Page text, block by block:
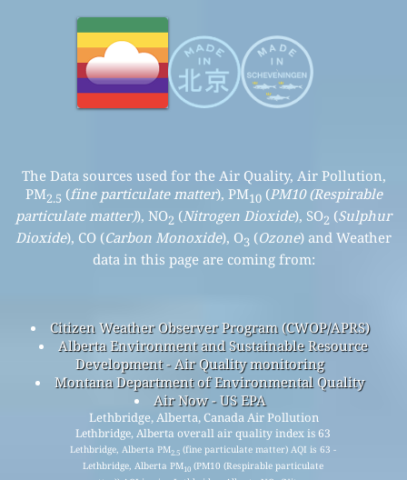
The Data sources used for the Air Quality, Air Pollution,
PM2.5 (fine particulate matter), PM10(PM10 (Respirable
particulate matter)), NO2 (Nitrogen Dioxide), SO2 (Sulphur
Dioxide), CO (Carbon Monoxide), O3 (Ozone) and Weather
data in this page are coming from:
Citizen Weather Observer Program (CWOP/APRS)
Alberta Environment and Sustainable Resource
Development - Air Quality monitoring
Montana Department of Environmental Quality
Air Now - US EPA
Lethbridge, Alberta, Canada Air Pollution
Lethbridge, Alberta overall air quality index is 63
Lethbridge, Alberta PM2.5 (fine particulate matter) AQI is 63 -
Lethbridge, Alberta PM10 (PM10 (Respirable particulate